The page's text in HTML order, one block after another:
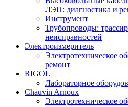
ЛЭП: диагностика и
Инструмент
Трубопроводы:
неисправностей
Электроизмеритель
Электротехническое
ремонт
RIGOL
Лабораторное
Chauvin Arnoux
Электротехническое